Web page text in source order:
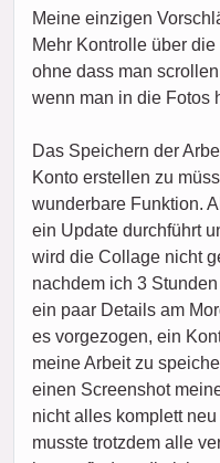
Meine einzigen
Mehr Kontrolle über
ohne dass man
wenn man in die Fotos
Das Speichern der
Konto erstellen zu
wunderbare Funktion.
ein Update durchführt
wird die Collage nicht
nachdem ich 3
ein paar Details am
es vorgezogen, ein
meine Arbeit zu
einen Screenshot
nicht alles komplett
musste trotzdem alle